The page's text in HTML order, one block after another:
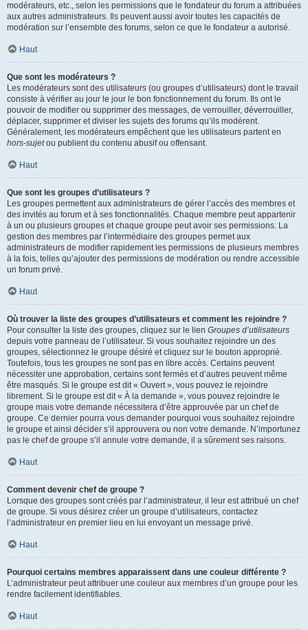
modérateurs, etc., selon les permissions que le fondateur du forum a attribuées
aux autres administrateurs. Ils peuvent aussi avoir toutes les capacités de
modération sur l’ensemble des forums, selon ce que le fondateur a autorisé.
Haut
Que sont les modérateurs ?
Les modérateurs sont des utilisateurs (ou groupes d’utilisateurs) dont le travail
consiste à vérifier au jour le jour le bon fonctionnement du forum. Ils ont le
pouvoir de modifier ou supprimer des messages, de verrouiller, déverrouiller,
déplacer, supprimer et diviser les sujets des forums qu’ils modèrent.
Généralement, les modérateurs empêchent que les utilisateurs partent en
hors-sujetou publient du contenu abusif ou offensant.
Haut
Que sont les groupes d’utilisateurs ?
Les groupes permettent aux administrateurs de gérer l’accès des membres et
des invités au forum et à ses fonctionnalités. Chaque membre peut appartenir
à un ou plusieurs groupes et chaque groupe peut avoir ses permissions. La
gestion des membres par l’intermédiaire des groupes permet aux
administrateurs de modifier rapidement les permissions de plusieurs membres
à la fois, telles qu’ajouter des permissions de modération ou rendre accessible
un forum privé.
Haut
Où trouver la liste des groupes d’utilisateurs et comment les rejoindre ?
Pour consulter la liste des groupes, cliquez sur le lien Groupes d’utilisateurs
depuis votre panneau de l’utilisateur. Si vous souhaitez rejoindre un des
groupes, sélectionnez le groupe désiré et cliquez sur le bouton approprié.
Toutefois, tous les groupes ne sont pas en libre accès. Certains peuvent
nécessiter une approbation, certains sont fermés et d’autres peuvent même
être masqués. Si le groupe est dit « Ouvert », vous pouvez le rejoindre
librement. Si le groupe est dit « À la demande », vous pouvez rejoindre le
groupe mais votre demande nécessitera d’être approuvée par un chef de
groupe. Ce dernier pourra vous demander pourquoi vous souhaitez rejoindre
le groupe et ainsi décider s’il approuvera ou non votre demande. N’importunez
pas le chef de groupe s’il annule votre demande, il a sûrement ses raisons.
Haut
Comment devenir chef de groupe ?
Lorsque des groupes sont créés par l’administrateur, il leur est attribué un chef
de groupe. Si vous désirez créer un groupe d’utilisateurs, contactez
l’administrateur en premier lieu en lui envoyant un message privé.
Haut
Pourquoi certains membres apparaissent dans une couleur différente ?
L’administrateur peut attribuer une couleur aux membres d’un groupe pour les
rendre facilement identifiables.
Haut